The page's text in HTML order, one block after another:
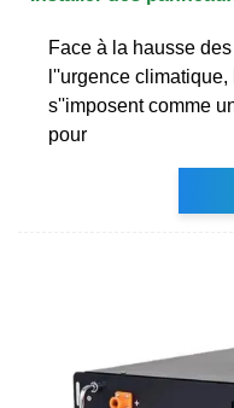
Face à la hausse
l''urgence
s''imposent comme
pour